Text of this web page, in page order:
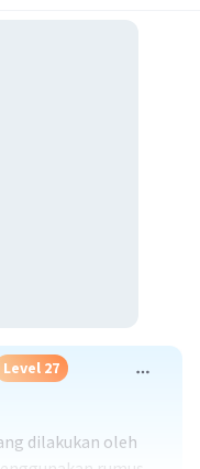
Level 27
dilakukan oleh